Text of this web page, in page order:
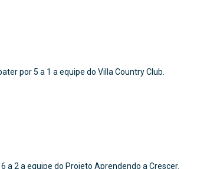
por 5 a 1 a equipe do Villa Country Club.
a 2 a equipe do Projeto Aprendendo a Crescer.